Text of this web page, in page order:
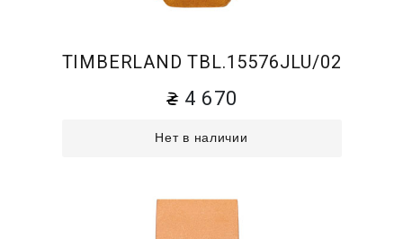
TIMBERLAND TBL.15576JLU/02
4 670
Нет в наличии